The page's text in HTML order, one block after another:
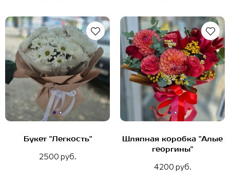
Букет "Легкость"
2500 руб.
Шляпная коробка "Алые
георгины"
4200 руб.